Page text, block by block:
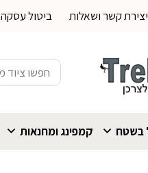
יצירת קשר ושאלות ביטול עסקה
חיפוש
עבור:
בשטח קמפינג ומחנאות